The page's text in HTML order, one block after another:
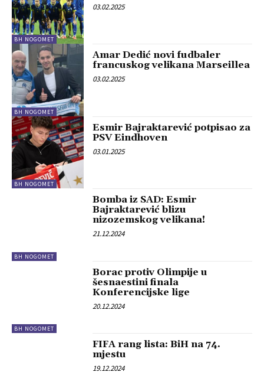
BH NOGOMET
03.02.2025
BH NOGOMET
Amar Dedić novi fudbaler
francuskog velikana Marseillea
03.02.2025
BH NOGOMET
Esmir Bajraktarević potpisao za
PSV Eindhoven
03.01.2025
BH NOGOMET
Bomba iz SAD: Esmir
Bajraktarević blizu
nizozemskog velikana!
21.12.2024
BH NOGOMET
Borac protiv Olimpije u
šesnaestini finala
Konferencijske lige
20.12.2024
FIFA rang lista: BiH na 74.
mjestu
19.12.2024